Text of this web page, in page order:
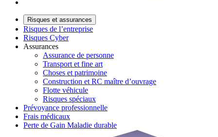
Risques et assurances
Risques de l’entreprise
Risques Cyber
Assurances
Assurance de personne
Transport et fine art
Choses et patrimoine
Construction et RC maître d’ouvrage
Flotte véhicule
Risques spéciaux
Prévoyance professionnelle
Frais médicaux
Perte de Gain Maladie durable